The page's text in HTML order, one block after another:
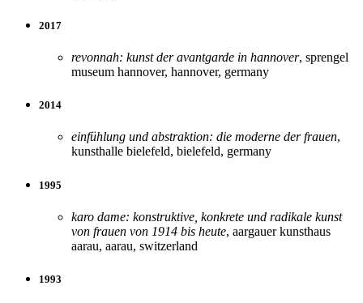
2017
revonnah: kunst der avantgarde in hannover, sprengel
museum hannover, hannover, germany
2014
einfühlung und abstraktion: die moderne der frauen,
kunsthalle bielefeld, bielefeld, germany
1995
karo dame: konstruktive, konkrete und radikale kunst
von frauen von 1914 bis heute, aargauer kunsthaus
aarau, aarau, switzerland
1993